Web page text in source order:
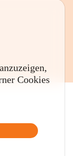
Cookies